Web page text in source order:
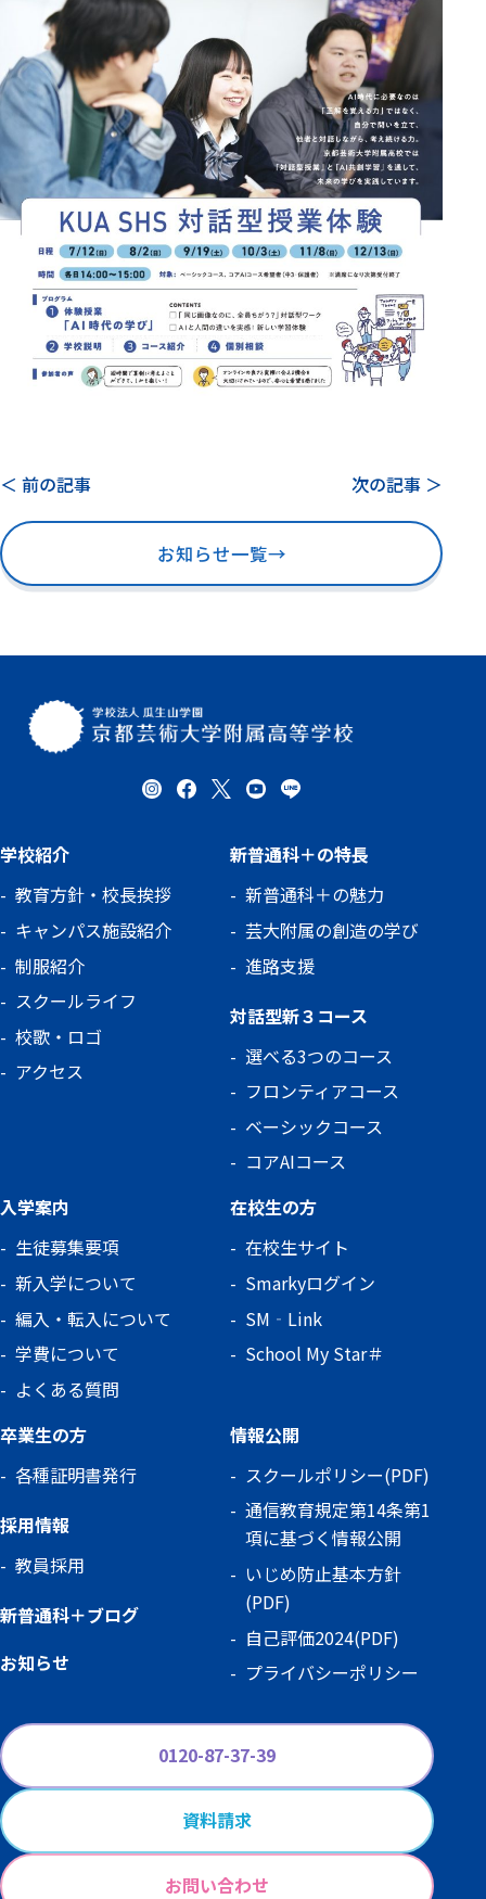
＜ 前の記事 次の記事 ＞
お知らせ一覧→
学校紹介
教育方針・校長挨拶
キャンパス施設紹介
制服紹介
スクールライフ
校歌・ロゴ
アクセス
新普通科＋の特長
新普通科＋の魅力
芸大附属の創造の学び
進路支援
対話型新３コース
選べる3つのコース
フロンティアコース
ベーシックコース
コアAIコース
入学案内
生徒募集要項
新入学について
編入・転入について
学費について
よくある質問
在校生の方
在校生サイト
Smarkyログイン
SM‐Link
School My Star＃
卒業生の方
各種証明書発行
採用情報
教員採用
新普通科＋ブログ
お知らせ
情報公開
スクールポリシー(PDF)
通信教育規定第14条第1
項に基づく情報公開
いじめ防止基本方針
(PDF)
自己評価2024(PDF)
プライバシーポリシー
0120-87-37-39
資料請求
お問い合わせ